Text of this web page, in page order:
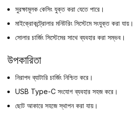
সুরক্ষামূলক কেসিং যুক্ত করা যেতে পারে।
মাইক্রোকন্ট্রোলার মনিটরিং সিস্টেমে সংযুক্ত করা যায়।
সোলার চার্জিং সিস্টেমের সাথে ব্যবহার করা সম্ভব।
উপকারিতা
নিরাপদ ব্যাটারি চার্জিং নিশ্চিত করে।
USB Type-C সংযোগ ব্যবহার সহজ করে।
ছোট আকারে সহজে স্থাপন করা যায়।